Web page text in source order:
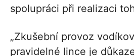
spolupráci při realizaci
„Zkušební provoz
pravidelné lince je